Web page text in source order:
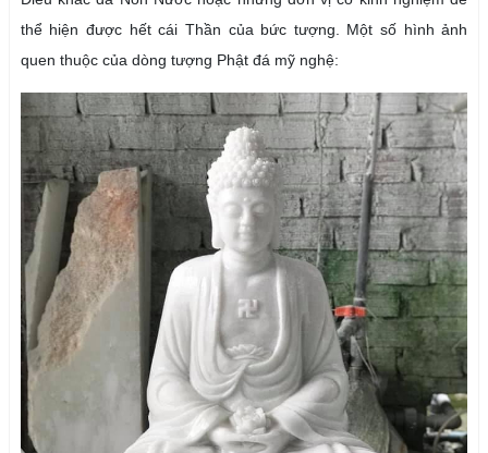
thể hiện được hết cái Thần của bức tượng. Một số hình ảnh
quen thuộc của dòng tượng Phật đá mỹ nghệ: